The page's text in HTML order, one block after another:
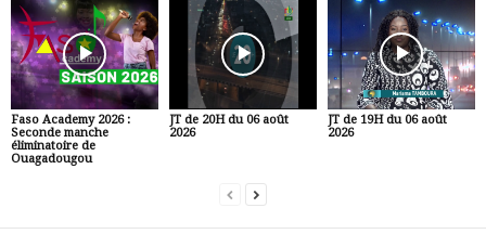
Faso Academy 2026 :
Seconde manche
éliminatoire de
Ouagadougou
JT de 20H du 06 août
2026
JT de 19H du 06 août
2026